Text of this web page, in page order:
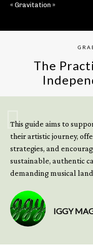
« Gravitation »
The
This guide aims to
their artistic journey,
strategies, and
sustainable, authentic
demanding musical
IGGY